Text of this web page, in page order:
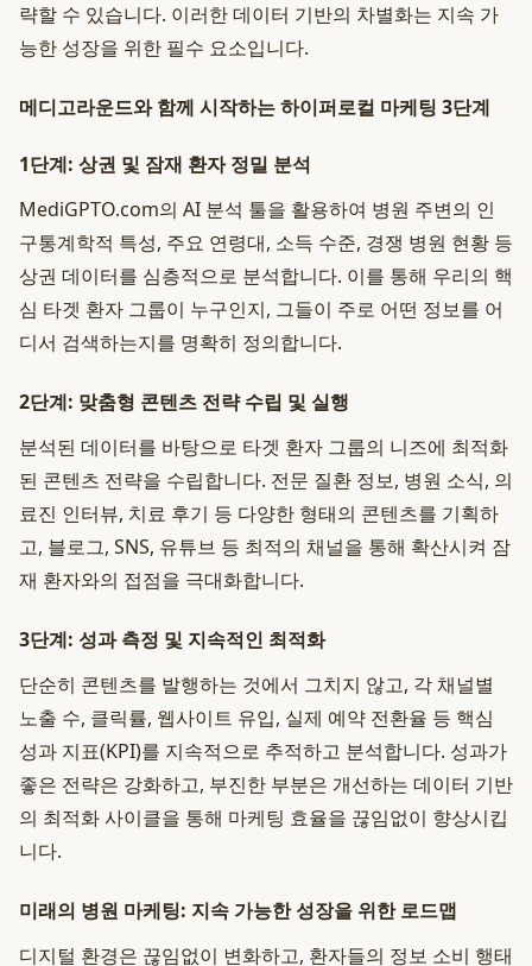
략할 수 있습니다. 이러한 데이터 기반의 차별화는 지속 가
능한 성장을 위한 필수 요소입니다.
메디고라운드와 함께 시작하는 하이퍼로컬 마케팅 3단계
1단계: 상권 및 잠재 환자 정밀 분석
MediGPTO.com의 AI 분석 툴을 활용하여 병원 주변의 인
구통계학적 특성, 주요 연령대, 소득 수준, 경쟁 병원 현황 등
상권 데이터를 심층적으로 분석합니다. 이를 통해 우리의 핵
심 타겟 환자 그룹이 누구인지, 그들이 주로 어떤 정보를 어
디서 검색하는지를 명확히 정의합니다.
2단계: 맞춤형 콘텐츠 전략 수립 및 실행
분석된 데이터를 바탕으로 타겟 환자 그룹의 니즈에 최적화
된 콘텐츠 전략을 수립합니다. 전문 질환 정보, 병원 소식, 의
료진 인터뷰, 치료 후기 등 다양한 형태의 콘텐츠를 기획하
고, 블로그, SNS, 유튜브 등 최적의 채널을 통해 확산시켜 잠
재 환자와의 접점을 극대화합니다.
3단계: 성과 측정 및 지속적인 최적화
단순히 콘텐츠를 발행하는 것에서 그치지 않고, 각 채널별
노출 수, 클릭률, 웹사이트 유입, 실제 예약 전환율 등 핵심
성과 지표(KPI)를 지속적으로 추적하고 분석합니다. 성과가
좋은 전략은 강화하고, 부진한 부분은 개선하는 데이터 기반
의 최적화 사이클을 통해 마케팅 효율을 끊임없이 향상시킵
니다.
미래의 병원 마케팅: 지속 가능한 성장을 위한 로드맵
디지털 환경은 끊임없이 변화하고, 환자들의 정보 소비 행태